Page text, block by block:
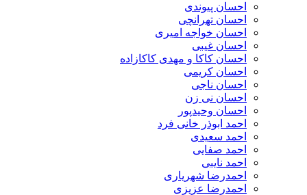
احسان پیوندی
احسان تهرانچی
احسان خواجه امیری
احسان غیبی
احسان کاکا و مهدی کاکازاده
احسان کریمی
احسان ناجی
احسان نی زن
احسان وحیدپور
احمد ابوذر خانی فرد
احمد سعیدی
احمد صفایی
احمد نایبی
احمدرضا شهریاری
احمدرضا عزیزی